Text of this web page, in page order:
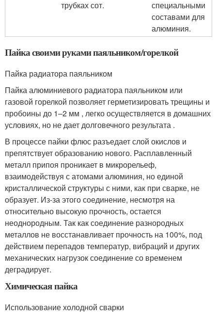
трубках сот.
специальными
составами для
алюминия.
Пайка своими руками паяльником/горелкой
Пайка радиатора паяльником
Пайка алюминиевого радиатора паяльником или
газовой горелкой позволяет герметизировать трещины и
пробоины до 1–2 мм , легко осуществляется в домашних
условиях, но не дает долговечного результата .
В процессе пайки флюс разъедает слой окислов и
препятствует образованию нового. Расплавленный
металл припоя проникает в микрорельеф,
взаимодействуя с атомами алюминия, но единой
кристаллической структуры с ними, как при сварке, не
образует. Из-за этого соединение, несмотря на
относительно высокую прочность, остается
неоднородным. Так как соединение разнородных
металлов не восстанавливает прочность на 100%, под
действием перепадов температур, вибраций и других
механических нагрузок соединение со временем
деградирует.
Химическая пайка
Использование холодной сварки